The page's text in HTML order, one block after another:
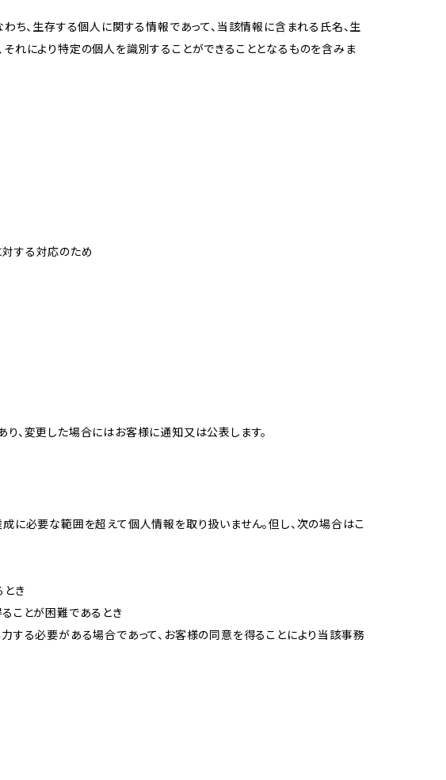
ち、生存する個人に関する情報であって、当該情報に含まれる氏名、生
れにより特定の個人を識別することができることとなるものを含みま
対する対応のため
、変更した場合にはお客様に通知又は公表します。
に必要な範囲を超えて個人情報を取り扱いません。但し、次の場合はこ
とき
ことが困難であるとき
する必要がある場合であって、お客様の同意を得ることにより当該事務